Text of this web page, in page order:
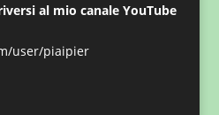
al mio canale YouTube
user/piaipier